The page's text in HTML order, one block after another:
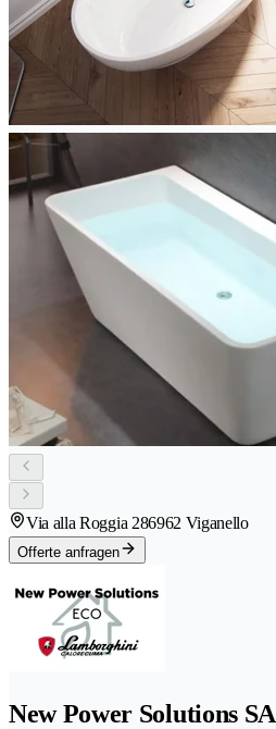
Via alla Roggia 286962 Viganello
Offerte anfragen
New Power Solutions SA